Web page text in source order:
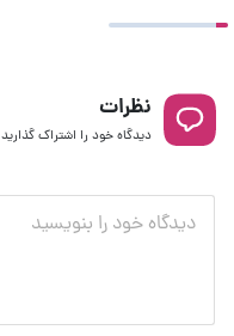
نظرات
دیدگاه خود را اشتراک گذارید